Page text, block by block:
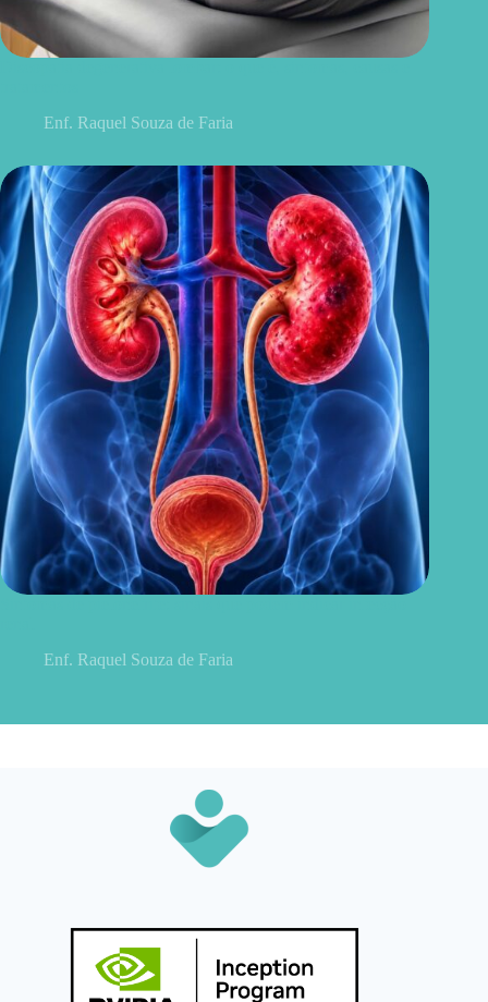
Enf. Raquel Souza de Faria
Enf. Raquel Souza de Faria